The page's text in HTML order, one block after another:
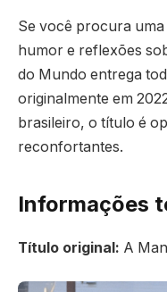
Se você procura
humor e reflexões
do Mundo entrega
originalmente em
brasileiro, o título é
reconfortantes.
Informações
Título original: A